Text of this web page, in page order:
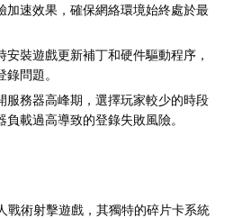
加速效果，確保網絡環境始終處於最
安裝遊戲更新補丁和硬件驅動程序，
問題。
服務器高峰期，選擇玩家較少的時段
載過高導致的登錄失敗風險。
戰術射擊遊戲，其獨特的碎片卡系統